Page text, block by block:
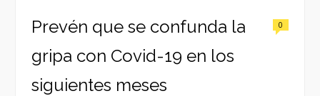
Prevén que se confunda la
gripa con Covid-19 en los
siguientes meses
0